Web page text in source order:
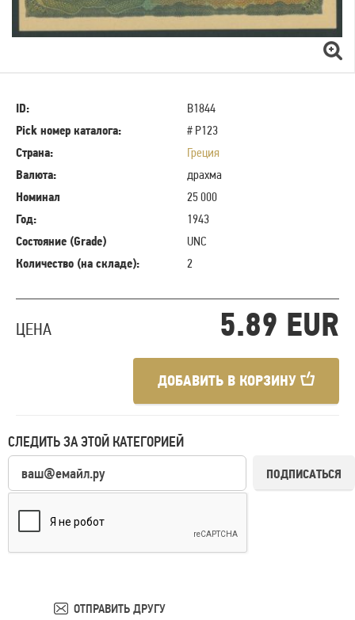
ID:
B1844
Pick номер каталога:
# P123
Страна:
Греция
Валюта:
драхма
Номинал
25 000
Год:
1943
Состояние (Grade)
UNC
Количество (на складе):
2
ЦЕНА 5.89 EUR
ДОБАВИТЬ В КОРЗИНУ
СЛЕДИТЬ ЗА ЭТОЙ КАТЕГОРИЕЙ
ПОДПИСАТЬСЯ
ОТПРАВИТЬ ДРУГУ